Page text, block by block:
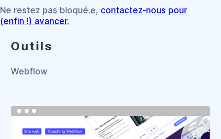
Ne restez pas bloqué.e, contactez-nous pour
(enfin !) avancer.
Outils
Webflow